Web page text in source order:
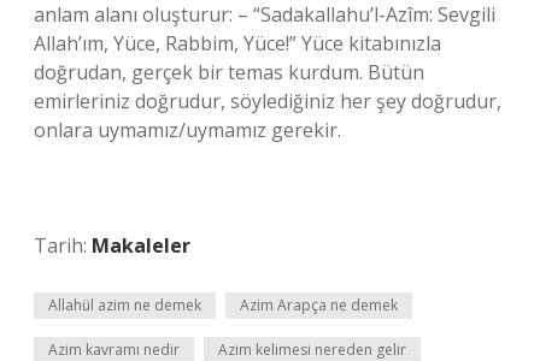
anlam alanı oluşturur: – “Sadakallahu’l-Azîm: Sevgili
Allah’ım, Yüce, Rabbim, Yüce!” Yüce kitabınızla
doğrudan, gerçek bir temas kurdum. Bütün
emirleriniz doğrudur, söylediğiniz her şey doğrudur,
onlara uymamız/uymamız gerekir.
Tarih: Makaleler
Allahül azim ne demek Azim Arapça ne demek
Azim kavramı nedir Azim kelimesi nereden gelir